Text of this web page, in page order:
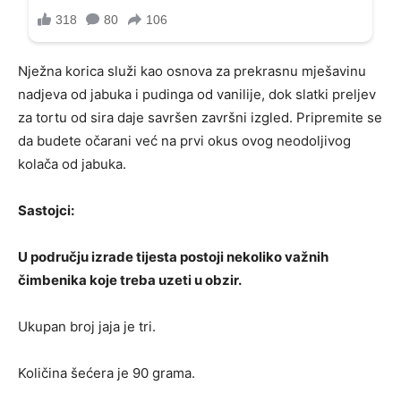
Nježna korica služi kao osnova za prekrasnu mješavinu
nadjeva od jabuka i pudinga od vanilije, dok slatki preljev
za tortu od sira daje savršen završni izgled. Pripremite se
da budete očarani već na prvi okus ovog neodoljivog
kolača od jabuka.
Sastojci:
U području izrade tijesta postoji nekoliko važnih
čimbenika koje treba uzeti u obzir.
Ukupan broj jaja je tri.
Količina šećera je 90 grama.